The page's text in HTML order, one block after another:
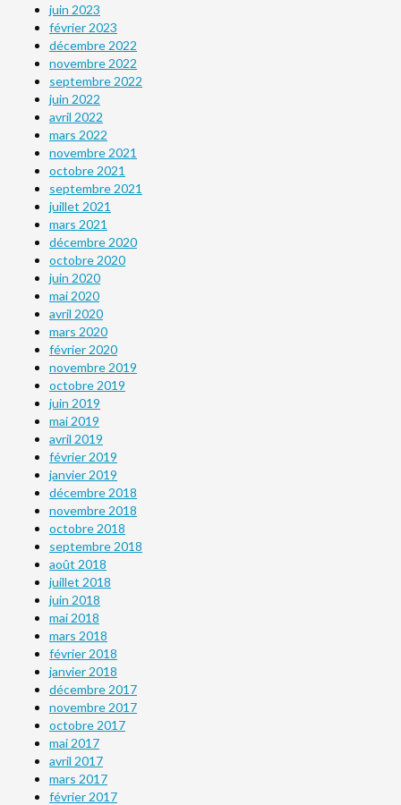
juin 2023
février 2023
décembre 2022
novembre 2022
septembre 2022
juin 2022
avril 2022
mars 2022
novembre 2021
octobre 2021
septembre 2021
juillet 2021
mars 2021
décembre 2020
octobre 2020
juin 2020
mai 2020
avril 2020
mars 2020
février 2020
novembre 2019
octobre 2019
juin 2019
mai 2019
avril 2019
février 2019
janvier 2019
décembre 2018
novembre 2018
octobre 2018
septembre 2018
août 2018
juillet 2018
juin 2018
mai 2018
mars 2018
février 2018
janvier 2018
décembre 2017
novembre 2017
octobre 2017
mai 2017
avril 2017
mars 2017
février 2017